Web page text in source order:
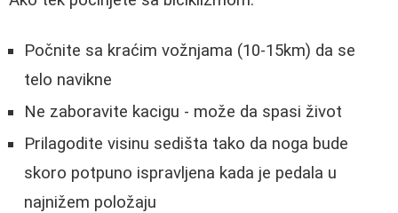
Počnite sa kraćim vožnjama (10-15km) da se
telo navikne
Ne zaboravite kacigu - može da spasi život
Prilagodite visinu sedišta tako da noga bude
skoro potpuno ispravljena kada je pedala u
najnižem položaju